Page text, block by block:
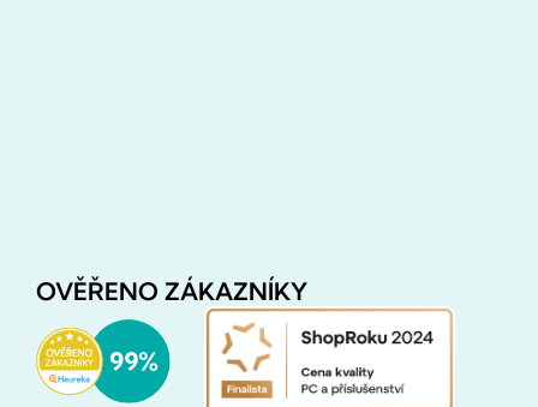
OVĚŘENO ZÁKAZNÍKY